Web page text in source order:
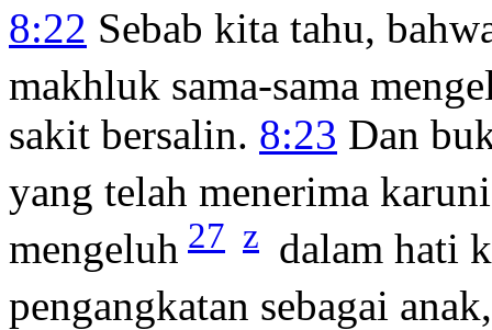
8:22 Sebab kita tahu,
makhluk sama-sama
sakit bersalin. 8:23 Dan
yang telah menerima
mengeluh 27 z dalam hati
pengangkatan sebagai